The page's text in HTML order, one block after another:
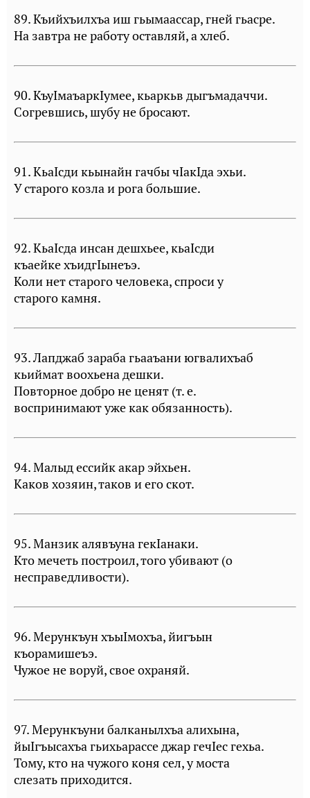
89. Къийхъилхъа иш гьымаассар, гней гьасре.
На завтра не работу оставляй, а хлеб.
90. КъуIмаъаркIумее, кьаркьв дыгъмадаччи.
Согревшись, шубу не бросают.
91. КьаIсди кьынайн гачбы чIакIда эхьи.
У старого козла и рога большие.
92. КьаIсда инсан дешхьее, кьаIсди
къаейке хъидгIынеъэ.
Коли нет старого человека, спроси у
старого камня.
93. Лапджаб зараба гьааъани югвалихъаб
кьиймат воохьена дешки.
Повторное добро не ценят (т. е.
воспринимают уже как обязанность).
94. Малыд ессийк акар эйхьен.
Каков хозяин, таков и его скот.
95. Манзик алявъуна гекIанаки.
Кто мечеть построил, того убивают (о
несправедливости).
96. Мерункъун хъыIмохъа, йигъын
къорамишеъэ.
Чужое не воруй, свое охраняй.
97. Мерункъуни балканылхъа алихына,
йыIгъысахъа гьихьарассе джар гечIес гехьа.
Тому, кто на чужого коня сел, у моста
слезать приходится.